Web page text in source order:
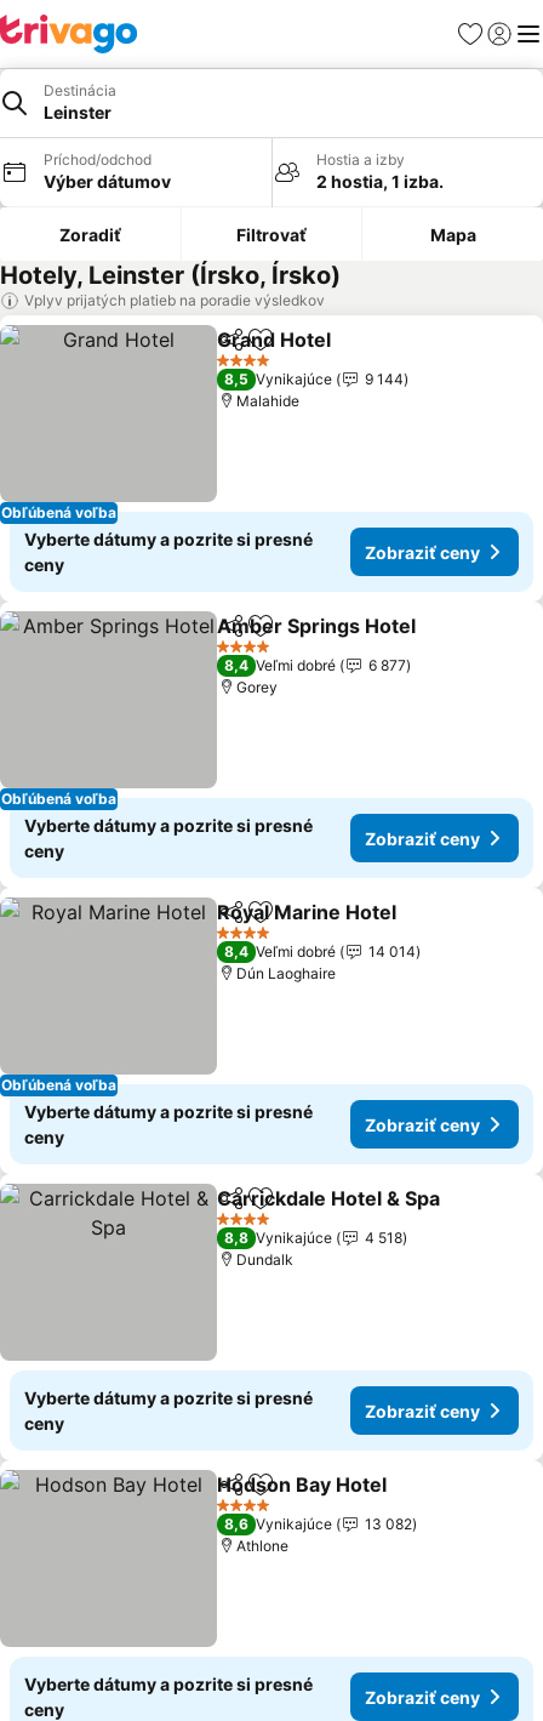
Obľúbené
Destinácia
Leinster
Príchod/odchod
Výber dátumov
Hostia a izby
2 hostia, 1 izba.
Zoradiť Filtrovať Mapa
Hotely, Leinster (Írsko, Írsko)
Vplyv prijatých platieb na poradie výsledkov
Obľúbená voľba
ZdieľaťPridať do obľúbených
Grand Hotel
4 Počet hviezdičiek
8,5 Vynikajúce
9 144
Malahide
Vyberte dátumy a pozrite si presné
ceny
Zobraziť ceny
Obľúbená voľba
ZdieľaťPridať do obľúbených
Amber Springs Hotel
4 Počet hviezdičiek
8,4 Veľmi dobré
6 877
Gorey
Vyberte dátumy a pozrite si presné
ceny
Zobraziť ceny
Obľúbená voľba
ZdieľaťPridať do obľúbených
Royal Marine Hotel
4 Počet hviezdičiek
8,4 Veľmi dobré
14 014
Dún Laoghaire
Vyberte dátumy a pozrite si presné
ceny
Zobraziť ceny
ZdieľaťPridať do obľúbených
Carrickdale Hotel & Spa
4 Počet hviezdičiek
8,8 Vynikajúce
4 518
Dundalk
Vyberte dátumy a pozrite si presné
ceny
Zobraziť ceny
ZdieľaťPridať do obľúbených
Hodson Bay Hotel
4 Počet hviezdičiek
8,6 Vynikajúce
13 082
Athlone
Vyberte dátumy a pozrite si presné
ceny
Zobraziť ceny